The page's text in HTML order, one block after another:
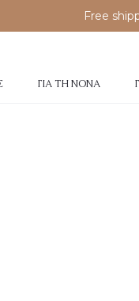
Free
ΓΙΑ ΤΗ ΝΟΝΆ